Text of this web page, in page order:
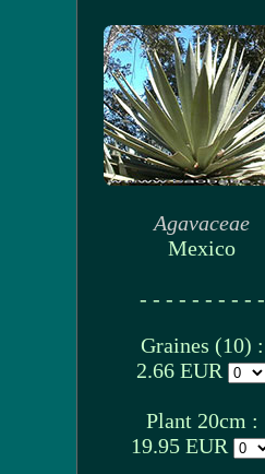
Agavaceae
Mexico
- - - - - - - - - -
Graines (10) :
2.66 EUR
Plant 20cm :
19.95 EUR